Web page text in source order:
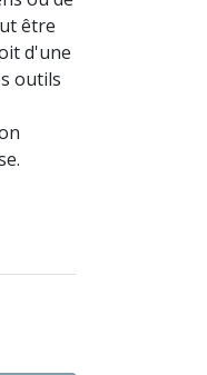
être
d'une
outils